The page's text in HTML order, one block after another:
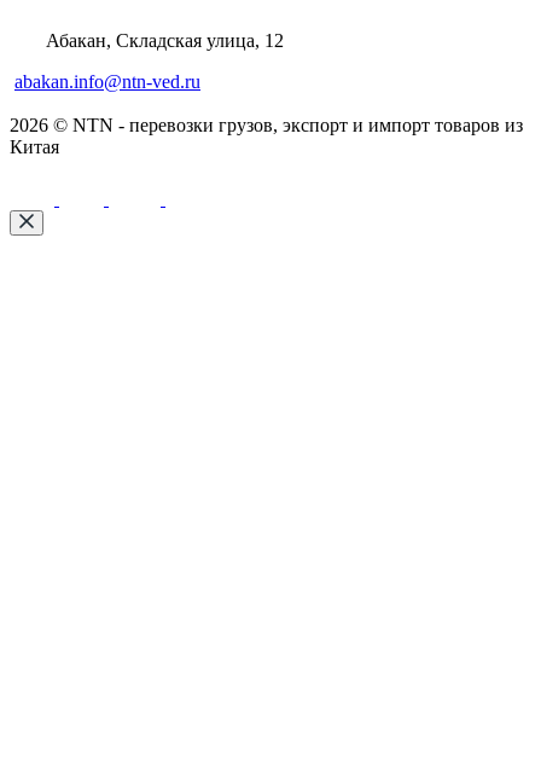
Абакан, Складская улица, 12
abakan.info@ntn-ved.ru
2026 © NTN - перевозки грузов, экспорт и импорт товаров из
Китая